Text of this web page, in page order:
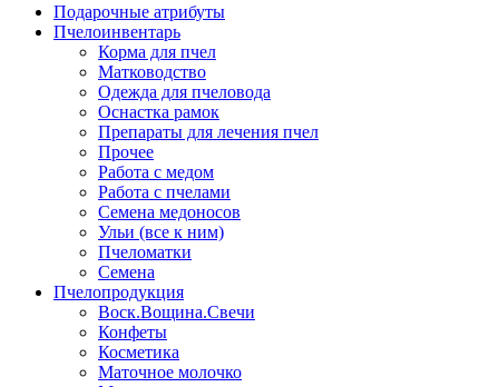
Подарочные атрибуты
Пчелоинвентарь
Корма для пчел
Матководство
Одежда для пчеловода
Оснастка рамок
Препараты для лечения пчел
Прочее
Работа с медом
Работа с пчелами
Семена медоносов
Ульи (все к ним)
Пчеломатки
Семена
Пчелопродукция
Воск.Вощина.Свечи
Конфеты
Косметика
Маточное молочко